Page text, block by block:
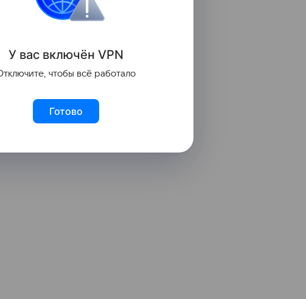
залогового
и по базе Федресурс.
к нотариусу и получить
— сообщил Шелков.
У вас включён VPN
чтобы всё работало
Готово